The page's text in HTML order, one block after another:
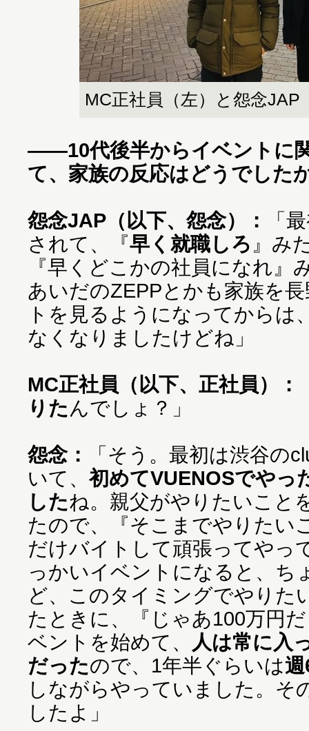
MC正社員（左）と怨念JAP
——10代後半からイベントに
て、家族の反応はどうでした
怨念JAP（以下、怨念）：
「
されて、『早く就職しろ 』み
『早くどこかの社員になれ』
あいだのZEPPとかも家族を
トを見るようになってからは
なくなりましたけどね」
MC正社員（以下、正社員）：
りたんでしょ？」
怨念：
「そう。最初は渋谷の
いて、初めてVUENOSでやっ
したね。親父がやりたいこと
たので、『そこまでやりたい
だけバイトして頑張ってやっ
っかいイベントになると、ち
ど、このタイミングでやりた
たときに、『じゃあ100万円
ベントを始めて、
人は常に入
だったので、1年半ぐらいは
しながらやっていました。そ
したよ」